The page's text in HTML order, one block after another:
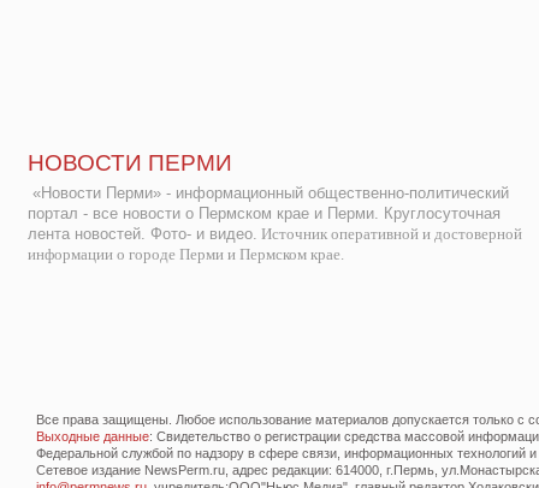
НОВОСТИ ПЕРМИ
«Новости Перми» - информационный общественно-политический
портал - все новости о Пермском крае и Перми. Круглосуточная
лента новостей. Фото- и видео. Источник оперативной и достоверной
информации о городе Перми и Пермском крае.
Все права защищены. Любое использование материалов допускается только с
Выходные данные: Свидетельство о регистрации средства массовой
Федеральной службой по надзору в сфере связи, информационных технологий
Сетевое издание NewsPerm.ru, адрес редакции: 614000, г.Пермь,